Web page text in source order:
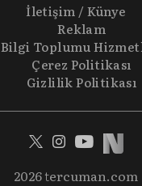
İletişim / Künye
Reklam
Bilgi Toplumu
Çerez Politikası
Gizlilik Politikası
2026 tercuman.com